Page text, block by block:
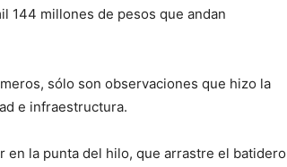
144 millones de pesos que andan
sólo son observaciones que hizo la
e infraestructura.
la punta del hilo, que arrastre el batidero